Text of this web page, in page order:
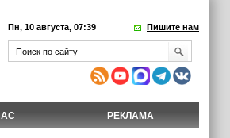
Пн, 10 августа, 07:39 Пишите нам
РЕКЛАМА